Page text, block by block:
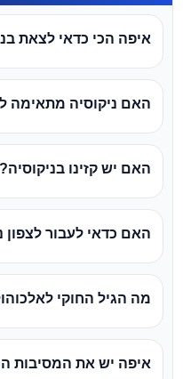
איפה הכי כדאי לצאת
האם ניקוסיה מתאימה
האם יש קזינו בניקוסיה?
האם כדאי לעבור לצפון
מה הגיל החוקי
איפה יש את המסיבות